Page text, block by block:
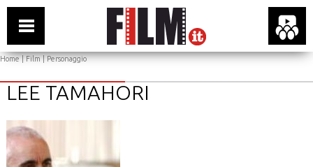
Home|Film| Personaggio
LEE TAMAHORI